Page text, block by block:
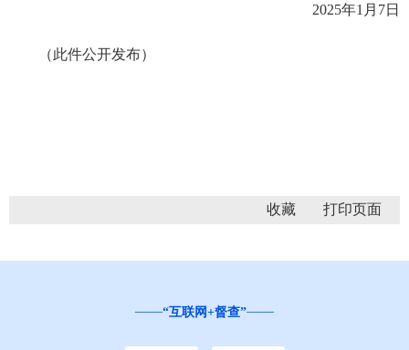
2025年1月7日
（此件公开发布）
收藏
“互联网+督查”